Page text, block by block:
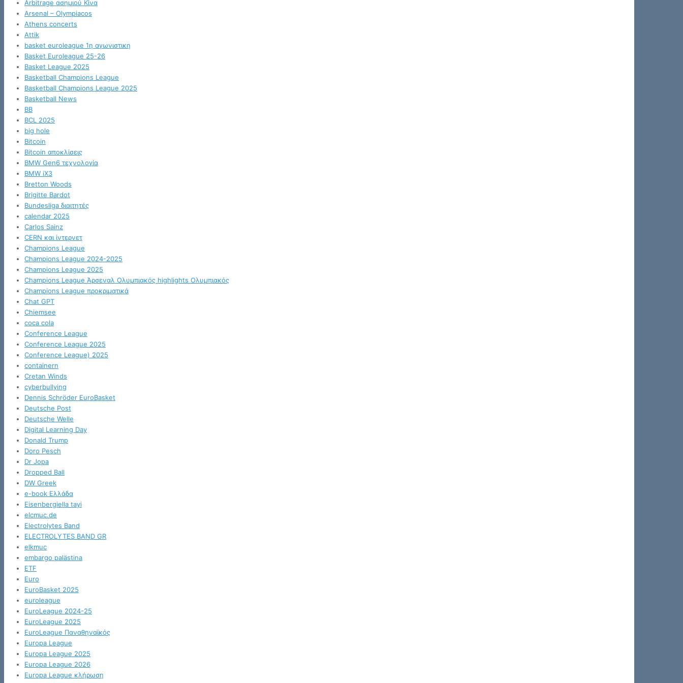
Arbitrage ασημιού Κίνα
Arsenal – Olympiacos
Athens concerts
Attik
basket euroleague 1η αγωνιστικη
Basket Euroleague 25-26
Basket League 2025
Basketball Champions League
Basketball Champions League 2025
Basketball News
BB
BCL 2025
big hole
Bitcoin
Bitcoin αποκλίσεις
BMW Gen6 τεχνολογία
BMW iX3
Bretton Woods
Brigitte Bardot
Bundesliga διαιτητές
calendar 2025
Carlos Sainz
CERN και ίντερνετ
Champions League
Champions League 2024-2025
Champions League 2025
Champions League Άρσεναλ Ολυμπιακός highlights Ολυμπιακός
Champions League προκριματικά
Chat GPT
Chiemsee
coca cola
Conference League
Conference League 2025
Conference League) 2025
containern
Cretan Winds
cyberbullying
Dennis Schröder EuroBasket
Deutsche Post
Deutsche Welle
Digital Learning Day
Donald Trump
Doro Pesch
Dr Jopa
Dropped Ball
DW Greek
e-book Ελλάδα
Eisenbergiella tayi
elcmuc.de
Electrolytes Band
ELECTROLYTES BAND GR
elkmuc
embargo palästina
ETF
Euro
EuroBasket 2025
euroleague
EuroLeague 2024-25
EuroLeague 2025
EuroLeague Παναθηναϊκός
Europa League
Europa League 2025
Europa League 2026
Europa League κλήρωση